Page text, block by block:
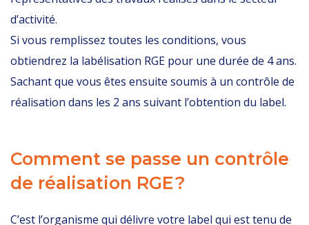
d’activité.
Si vous remplissez toutes les conditions, vous
obtiendrez la labélisation RGE pour une durée de 4 ans.
Sachant que vous êtes ensuite soumis à un contrôle de
réalisation dans les 2 ans suivant l’obtention du label.
Comment se passe un contrôle
de réalisation RGE ?
C’est l’organisme qui délivre votre label qui est tenu de